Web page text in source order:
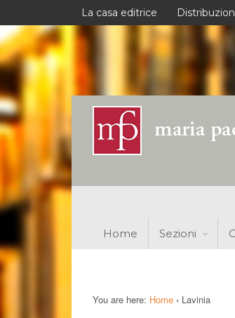
La casa editrice
Home Sezioni
You are here: Home › Lavinia